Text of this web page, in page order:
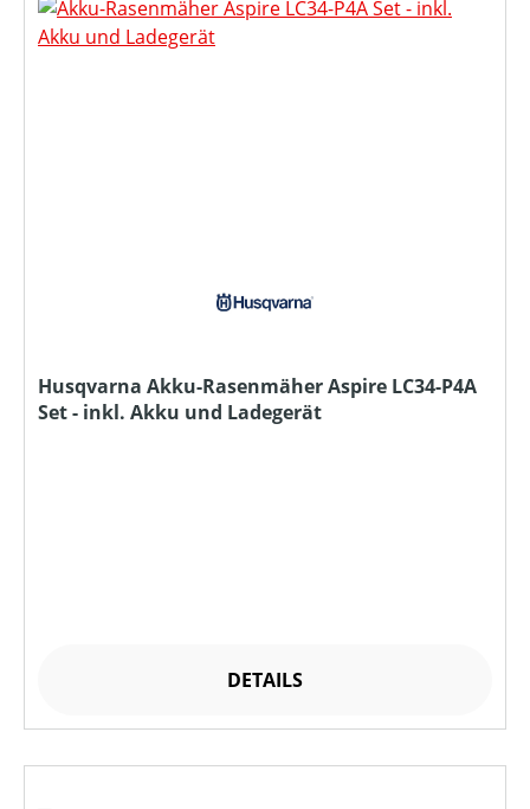
Husqvarna Akku-Rasenmäher Aspire LC34-P4A
Set - inkl. Akku und Ladegerät
DETAILS